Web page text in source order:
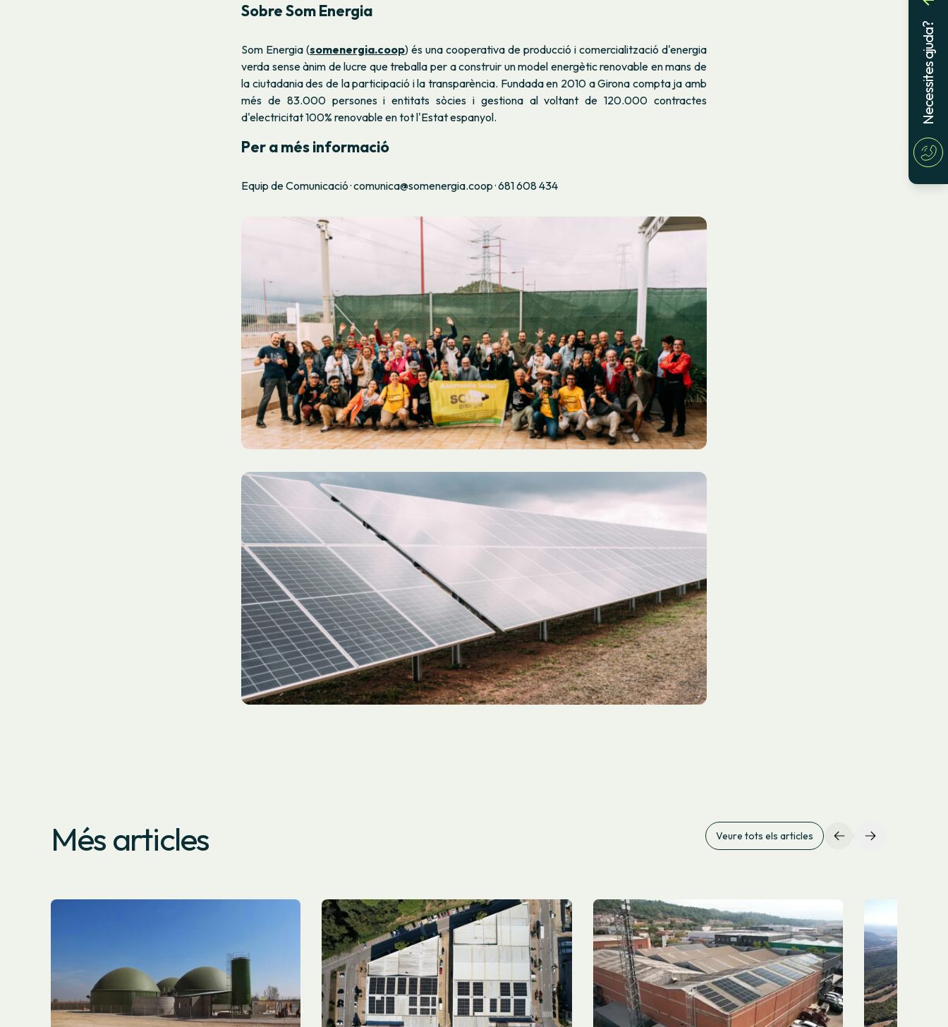
Sobre Som Energia
Som Energia (somenergia.coop) és una cooperativa de producció i comercialització d'energia
verda sense ànim de lucre que treballa per a construir un model energètic renovable en mans de
la ciutadania des de la participació i la transparència. Fundada en 2010 a Girona compta ja amb
més de 83.000 persones i entitats sòcies i gestiona al voltant de 120.000 contractes
d'electricitat 100% renovable en tot l'Estat espanyol.
Per a més informació
Equip de Comunicació · comunica@somenergia.coop · 681 608 434
Més articles Veure tots els articles
Necessites ajuda?